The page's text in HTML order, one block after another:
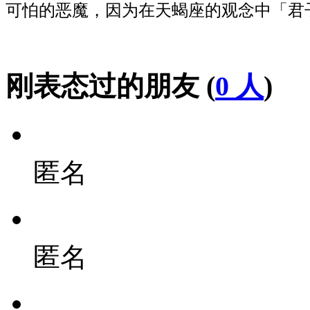
可怕的恶魔，因为在天蝎座的观念中「
刚表态过的朋友 (0 人)
匿名
匿名